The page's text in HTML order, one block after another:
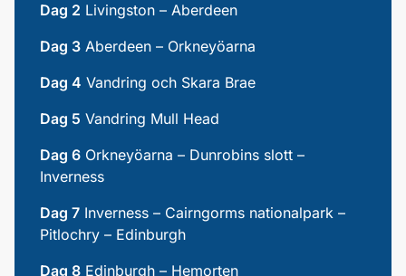
Dag 2 Livingston – Aberdeen
Dag 3 Aberdeen – Orkneyöarna
Dag 4 Vandring och Skara Brae
Dag 5 Vandring Mull Head
Dag 6 Orkneyöarna – Dunrobins slott –
Inverness
Dag 7 Inverness – Cairngorms nationalpark –
Pitlochry – Edinburgh
Dag 8 Edinburgh – Hemorten